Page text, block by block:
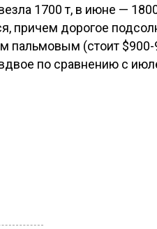
1700 т, в июне —
причем дорогое
(стоит $900-
по сравнению с